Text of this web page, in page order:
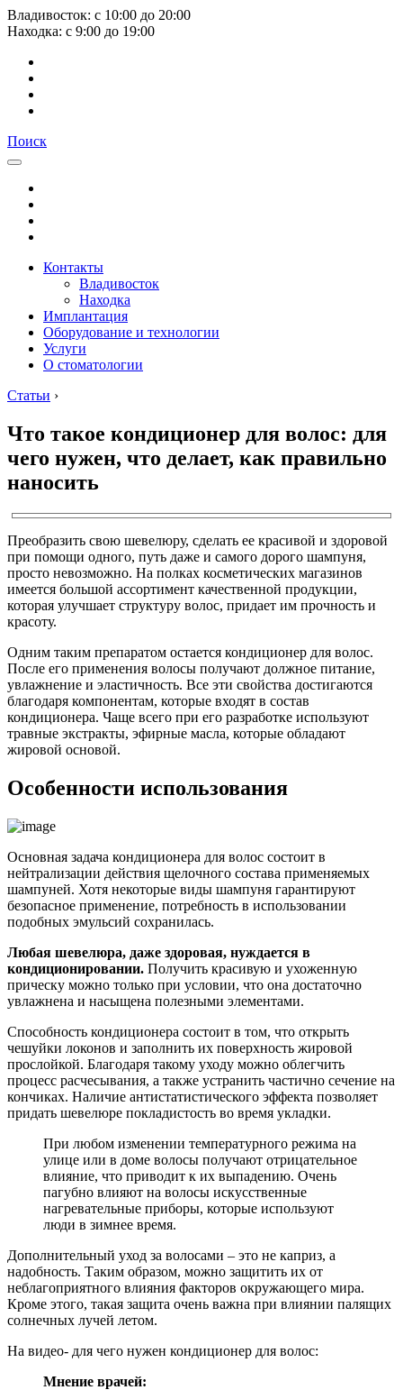
Владивосток: с 10:00 до 20:00
Находка: с 9:00 до 19:00
Поиск
Контакты
Владивосток
Находка
Имплантация
Оборудование и технологии
Услуги
О стоматологии
Статьи ›
Что такое кондиционер для волос: для
чего нужен, что делает, как правильно
наносить
Преобразить свою шевелюру, сделать ее красивой и здоровой
при помощи одного, путь даже и самого дорого шампуня,
просто невозможно. На полках косметических магазинов
имеется большой ассортимент качественной продукции,
которая улучшает структуру волос, придает им прочность и
красоту.
Одним таким препаратом остается кондиционер для волос.
После его применения волосы получают должное питание,
увлажнение и эластичность. Все эти свойства достигаются
благодаря компонентам, которые входят в состав
кондиционера. Чаще всего при его разработке используют
травные экстракты, эфирные масла, которые обладают
жировой основой.
Особенности использования
Основная задача кондиционера для волос состоит в
нейтрализации действия щелочного состава применяемых
шампуней. Хотя некоторые виды шампуня гарантируют
безопасное применение, потребность в использовании
подобных эмульсий сохранилась.
Любая шевелюра, даже здоровая, нуждается в
кондиционировании. Получить красивую и ухоженную
прическу можно только при условии, что она достаточно
увлажнена и насыщена полезными элементами.
Способность кондиционера состоит в том, что открыть
чешуйки локонов и заполнить их поверхность жировой
прослойкой. Благодаря такому уходу можно облегчить
процесс расчесывания, а также устранить частично сечение на
кончиках. Наличие антистатистического эффекта позволяет
придать шевелюре покладистость во время укладки.
При любом изменении температурного режима на
улице или в доме волосы получают отрицательное
влияние, что приводит к их выпадению. Очень
пагубно влияют на волосы искусственные
нагревательные приборы, которые используют
люди в зимнее время.
Дополнительный уход за волосами – это не каприз, а
надобность. Таким образом, можно защитить их от
неблагоприятного влияния факторов окружающего мира.
Кроме этого, такая защита очень важна при влиянии палящих
солнечных лучей летом.
На видео- для чего нужен кондиционер для волос:
Мнение врачей: